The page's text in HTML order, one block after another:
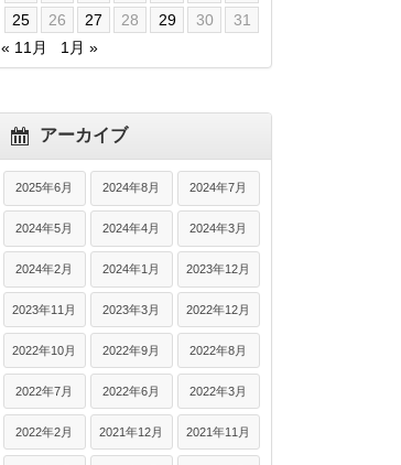
25
26 27 28 29 30
31
« 11月
1月 »
アーカイブ
2025年6月 2024年8月 2024年7月
2024年5月 2024年4月 2024年3月
2024年2月 2024年1月 2023年12月
2023年11月 2023年3月 2022年12月
2022年10月 2022年9月 2022年8月
2022年7月 2022年6月 2022年3月
2022年2月 2021年12月 2021年11月